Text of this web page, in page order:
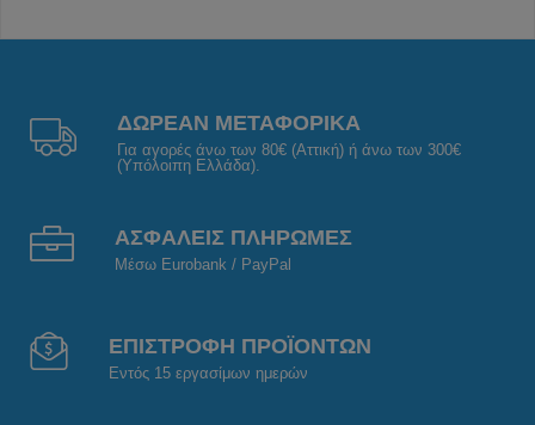
ΔΩΡΕΑΝ ΜΕΤΑΦΟΡΙΚΑ
Για αγορές άνω των 80€ (Αττική) ή άνω των 300€
(Υπόλοιπη Ελλάδα).
ΑΣΦΑΛΕΙΣ ΠΛΗΡΩΜΕΣ
Μέσω Eurobank / PayPal
ΕΠΙΣΤΡΟΦΗ ΠΡΟΪΟΝΤΩΝ
Εντός 15 εργασίμων ημερών